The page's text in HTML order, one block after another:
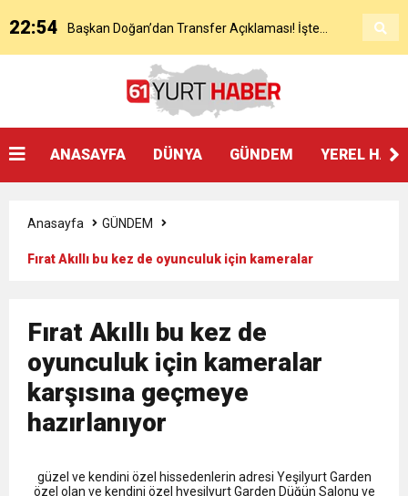
KAP’a Bildirdi
22:54 Başkan Doğan’dan Transfer Açıklaması! İşte
Mohamed Salah’ın Trabzon’da İlk Sözleri!
Bildirdi
20:05 Trabzonspor Muhammed Salah Transferini
Tamamladı
9:50 MGD’DEN ANITKABİR’E ANLAMLI ZİYARET
ANASAYFA DÜNYA GÜNDEM YEREL
Anasayfa GÜNDEM
Fırat Akıllı bu kez de oyunculuk için kameralar
Fırat Akıllı bu kez de
oyunculuk için kameralar
karşısına geçmeye
hazırlanıyor
güzel ve kendini özel hissedenlerin adresi Yeşilyurt Garden
özel olan ve kendini özel hyeşilyurt Garden Düğün Salonu ve